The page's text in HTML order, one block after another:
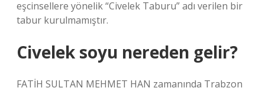
eşcinsellere yönelik “Civelek Taburu” adı verilen bir
tabur kurulmamıştır.
Civelek soyu nereden gelir?
FATİH SULTAN MEHMET HAN zamanında Trabzon